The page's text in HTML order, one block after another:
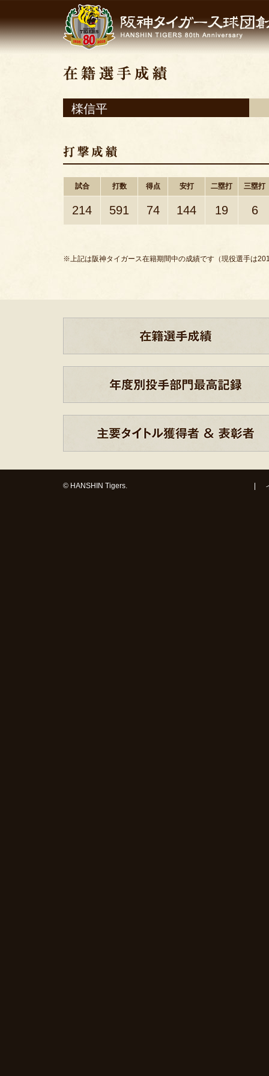
檪信平
試合 打数 得点 安打 二塁打 三塁打
214 591 74 144 19 6
※上記は阪神タイガース在籍期間中の成績です（現役選手は
© HANSHIN Tigers.